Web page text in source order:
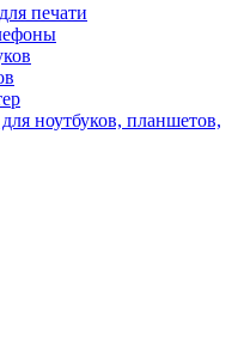
печати
ноутбуков, планшетов,